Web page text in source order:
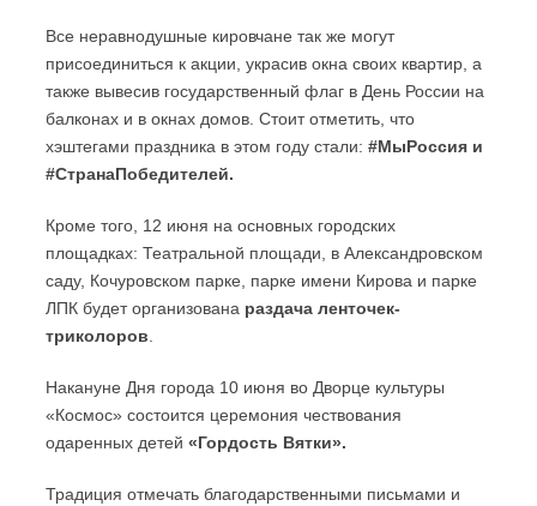
Все неравнодушные кировчане так же могут
присоединиться к акции, украсив окна своих квартир, а
также вывесив государственный флаг в День России на
балконах и в окнах домов. Стоит отметить, что
хэштегами праздника в этом году стали: #МыРоссия и
#СтранаПобедителей.
Кроме того, 12 июня на основных городских
площадках: Театральной площади, в Александровском
саду, Кочуровском парке, парке имени Кирова и парке
ЛПК будет организована раздача ленточек-
триколоров.
Накануне Дня города 10 июня во Дворце культуры
«Космос» состоится церемония чествования
одаренных детей «Гордость Вятки».
Традиция отмечать благодарственными письмами и